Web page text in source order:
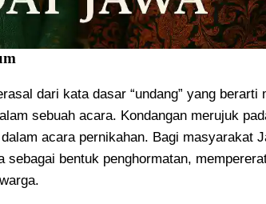
dari kata dasar “undang” yang berarti
sebuah acara. Kondangan merujuk
acara pernikahan. Bagi masyarakat
sebagai bentuk penghormatan,